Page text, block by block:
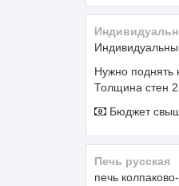
Нужно поднять
Толщина стен
Бюджет
печь русская
печь